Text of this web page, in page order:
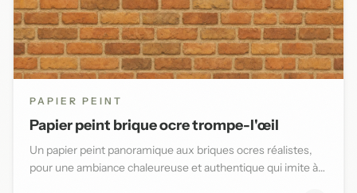
PAPIER PEINT
Papier peint brique ocre trompe-l'œil
Un papier peint panoramique aux briques ocres réalistes,
pour une ambiance chaleureuse et authentique qui imite à